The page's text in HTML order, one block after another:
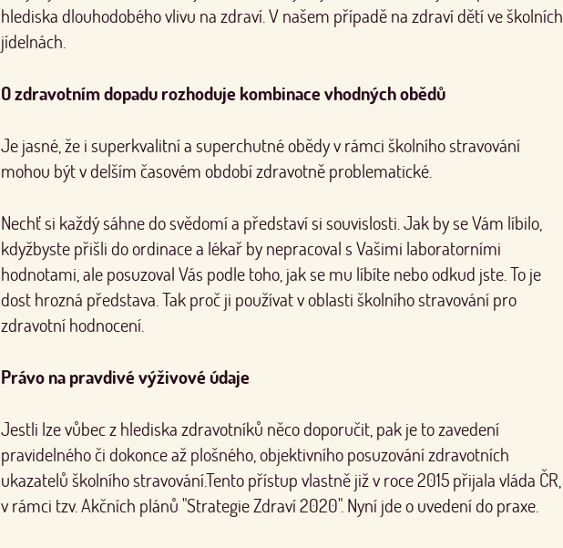
hlediska dlouhodobého vlivu na zdraví. V našem případě na zdraví dětí ve školních
jídelnách.
O zdravotním dopadu rozhoduje kombinace vhodných obědů
Je jasné, že i superkvalitní a superchutné obědy v rámci školního stravování
mohou být v delším časovém období zdravotně problematické.
Nechť si každý sáhne do svědomí a představí si souvislosti. Jak by se Vám líbilo,
kdyžbyste přišli do ordinace a lékař by nepracoval s Vašimi laboratorními
hodnotami, ale posuzoval Vás podle toho, jak se mu líbíte nebo odkud jste. To je
dost hrozná představa. Tak proč ji používat v oblasti školního stravování pro
zdravotní hodnocení.
Právo na pravdivé výživové údaje
Jestli lze vůbec z hlediska zdravotníků něco doporučit, pak je to zavedení
pravidelného či dokonce až plošného, objektivního posuzování zdravotních
ukazatelů školního stravování.Tento přístup vlastně již v roce 2015 přijala vláda ČR,
v rámci tzv. Akčních plánů "Strategie Zdraví 2020". Nyní jde o uvedení do praxe.